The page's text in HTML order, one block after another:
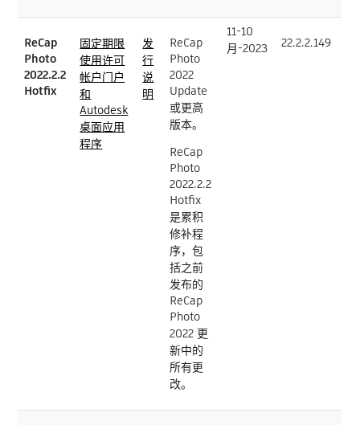
ReCap
Photo
2022.2.2
Hotfix
固定期限
使用许可
帐户门户
和
Autodesk
桌面应用
程序
发
行
说
明
ReCap
Photo
2022
Update
或更高
版本。
ReCap
Photo
2022.2.2
Hotfix
是累积
修补程
序，包
括之前
发布的
ReCap
Photo
2022 更
新中的
所有更
改。
11-10
月-2023
22.2.2.149